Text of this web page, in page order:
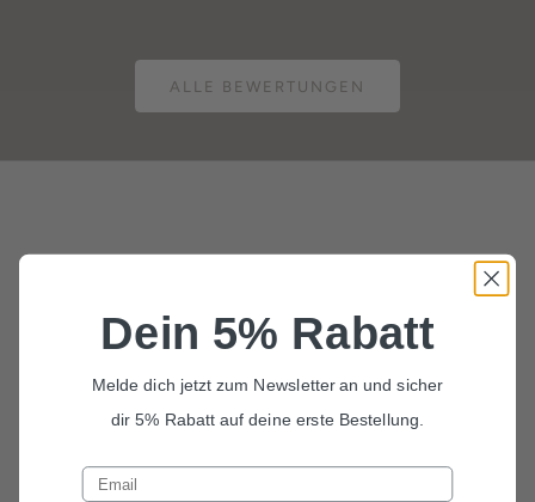
ALLE BEWERTUNGEN
Dein 5% Rabatt
Melde dich jetzt zum Newsletter an und sicher
dir 5% Rabatt auf deine erste Bestellung.